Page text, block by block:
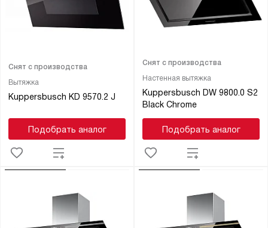
Вытяжка
Kuppersbusch KD 9570.2 J
Снят с производства
Подобрать аналог
Настенная вытяжка
Kuppersbusch DW 9800.0 S2
Black Chrome
Снят с производства
Подобрать аналог